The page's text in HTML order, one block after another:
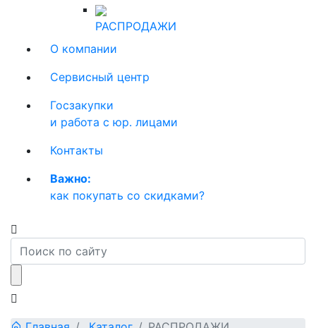
РАСПРОДАЖИ
О компании
Сервисный центр
Госзакупки
и работа с юр. лицами
Контакты
Важно:
как покупать со скидками?